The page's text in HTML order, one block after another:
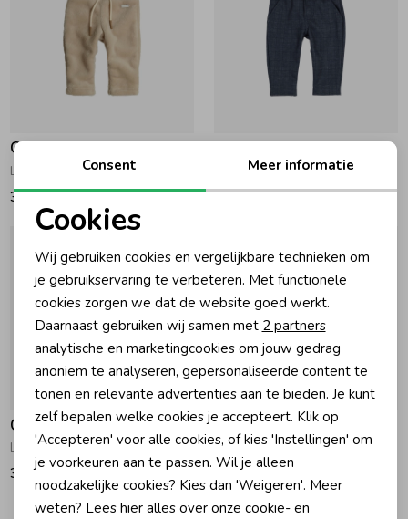
Gymp
Lange broek Norton Beige
37,95
Gymp
Lange broek Gaby Navy
Vanaf 42,95
Gymp
Lange broek Iglo Grey Melange
36,95
Gymp
Lange broek Gillo Navy
33,95
Noodzakelijke cookies
Personalisatie cookies
Analytische cookies
Marketing cookies
Consent Meer informatie
Cookies
Wij gebruiken cookies en vergelijkbare technieken om
je gebruikservaring te verbeteren. Met functionele
cookies zorgen we dat de website goed werkt.
Daarnaast gebruiken wij samen met 2 partners
analytische en marketingcookies om jouw gedrag
anoniem te analyseren, gepersonaliseerde content te
tonen en relevante advertenties aan te bieden. Je kunt
zelf bepalen welke cookies je accepteert. Klik op
'Accepteren' voor alle cookies, of kies 'Instellingen' om
je voorkeuren aan te passen. Wil je alleen
noodzakelijke cookies? Kies dan 'Weigeren'. Meer
weten? Lees hieralles over onze cookie- en